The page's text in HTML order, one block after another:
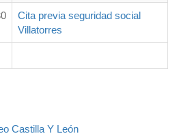
Cita previa seguridad social
Villatorres
Castilla Y León